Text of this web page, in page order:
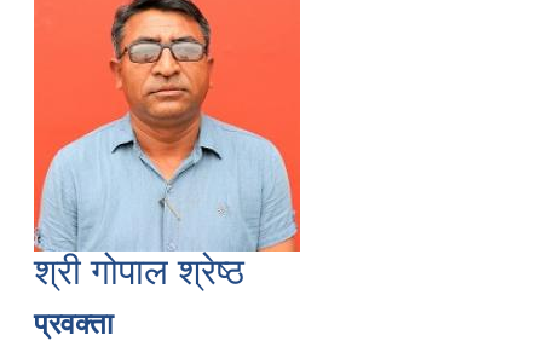
श्री गोपाल श्रेष्ठ
प्रवक्ता